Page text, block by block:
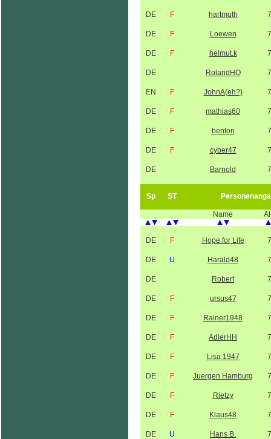
DE F hartmuth
DE F Loewen
DE F helmut.k
DE RolandHO
EN F JohnA(eh?)
DE F mathias60
DE F benton
DE F cyber47
DE Barnold
Sp ST
Name
DE F Hope for Life
DE U Harald48
DE Robert
DE F ursus47
DE F Rainer1948
DE F AdlerHH
DE F Lisa 1947
DE F Juergen Hamburg
DE F Rietzy
DE F Klaus48
DE U Hans B.